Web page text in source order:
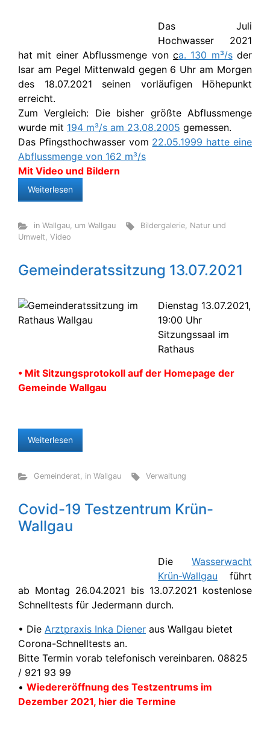
Das Juli
Hochwasser 2021
hat mit einer Abflussmenge von ca. 130 m³/sder
Isar am Pegel Mittenwald gegen 6 Uhr am Morgen
des 18.07.2021 seinen vorläufigen Höhepunkt
erreicht.
Zum Vergleich: Die bisher größte Abflussmenge
wurde mit 194 m³/s am 23.08.2005 gemessen.
Das Pfingsthochwasser vom 22.05.1999 hatte eine
Abflussmenge von 162 m³/s
Mit Video und Bildern
Weiterlesen
in Wallgau, um Wallgau Bildergalerie, Natur und
Umwelt, Video
Gemeinderatssitzung 13.07.2021
Dienstag 13.07.2021,
19:00 Uhr
Sitzungssaal im
Rathaus
• Mit Sitzungsprotokoll auf der Homepage der
Gemeinde Wallgau
Weiterlesen
Gemeinderat, in Wallgau Verwaltung
Covid-19 Testzentrum Krün-
Wallgau
Die Wasserwacht
Krün-Wallgau führt
ab Montag 26.04.2021 bis 13.07.2021 kostenlose
Schnelltests für Jedermann durch.
• Die Arztpraxis Inka Diener aus Wallgau bietet
Corona-Schnelltests an.
Bitte Termin vorab telefonisch vereinbaren. 08825
/ 921 93 99
• Wiedereröffnung des Testzentrums im
Dezember 2021, hier die Termine